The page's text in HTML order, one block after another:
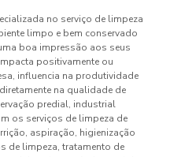
no serviço de limpeza
limpo e bem conservado
boa impressão aos seus
positivamente ou
influencia na produtividade
na qualidade de
predial, industrial
os serviços de limpeza de
aspiração, higienização
de limpeza, tratamento de